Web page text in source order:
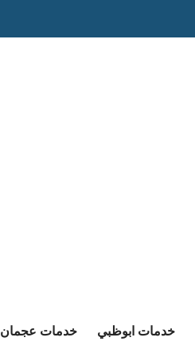
خدمات ابوظبي خدمات عجمان